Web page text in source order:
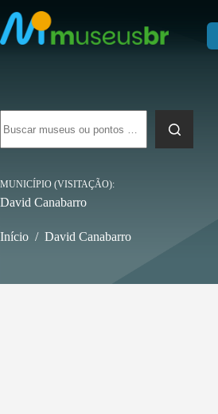
para
o
conteúdo
resultados
MUNICÍPIO (VISITAÇÃO)
David Canabarro
Início / David Canabarro